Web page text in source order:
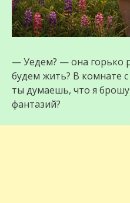
— Уедем? — она горько
будем жить? В комнате
ты думаешь, что я
фантазий?